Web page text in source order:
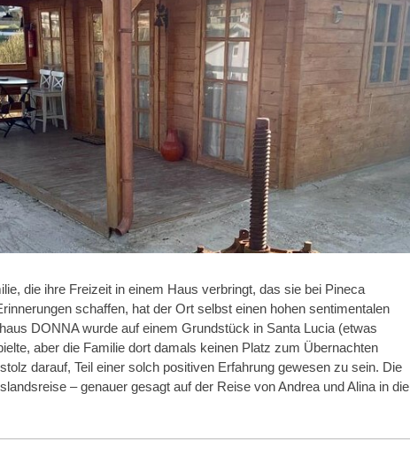
die ihre Freizeit in einem Haus verbringt, das sie bei Pineca
schaffen, hat der Ort selbst einen hohen sentimentalen
DONNA wurde auf einem Grundstück in Santa Lucia (etwas
aber die Familie dort damals keinen Platz zum Übernachten
darauf, Teil einer solch positiven Erfahrung gewesen zu sein. Die
– genauer gesagt auf der Reise von Andrea und Alina in die